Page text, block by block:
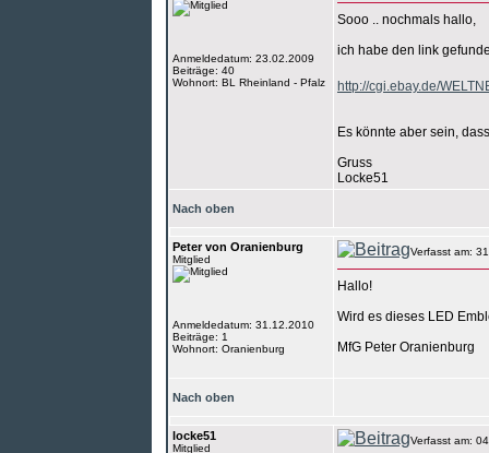
Anmeldedatum: 23.02.2009
Beiträge: 40
Wohnort: BL Rheinland - Pfalz
Sooo .. nochmals hallo,
ich habe den link
http://cgi.ebay.de/
Es könnte aber sein,
Gruss
Locke51
Nach oben
Peter von Oranienburg
Mitglied
Anmeldedatum: 31.12.2010
Beiträge: 1
Wohnort: Oranienburg
Verfasst am:
Hallo!
Wird es dieses LED
MfG Peter Oranienburg
Nach oben
locke51
Mitglied
Verfasst am: